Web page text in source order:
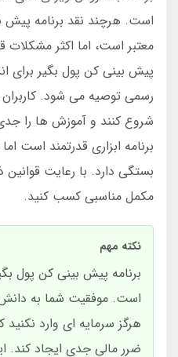
است. هرچند نقد برنامه پیش
معتبر است، اما اکثر مشکلات
پیش بینی کن پول بگیر برای
رسمی توصیه می شود.
شروع کنند و آموزش ها را
برنامه ابزاری قدرتمند است
بستگی دارد. با رعایت قوانین
مکمل مناسبی کسب کنید.
نکته مهم
برنامه پیش بینی کن پول
است. موفقیت شما به
هرگز سرمایه ای وارد
ضرر مالی جدی ایجاد کند.